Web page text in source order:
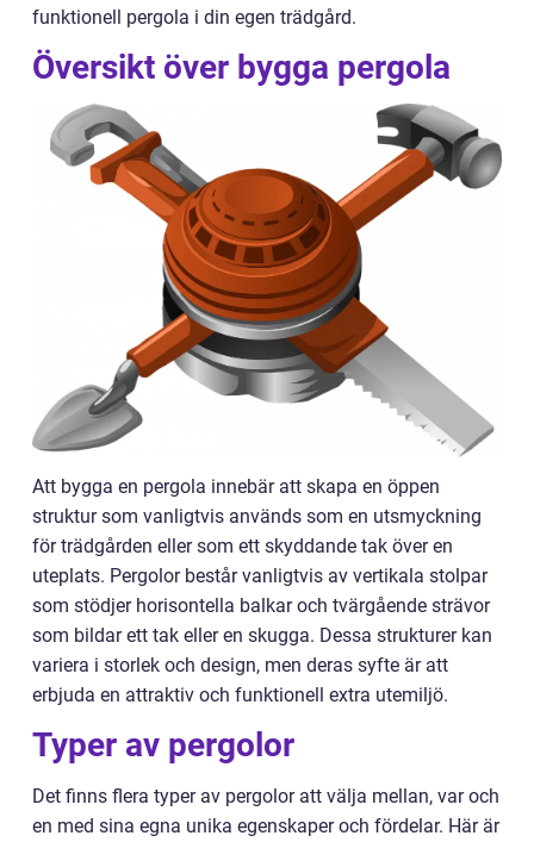
funktionell pergola i din egen trädgård.
Översikt över bygga pergola
Att bygga en pergola innebär att skapa en öppen
struktur som vanligtvis används som en utsmyckning
för trädgården eller som ett skyddande tak över en
uteplats. Pergolor består vanligtvis av vertikala stolpar
som stödjer horisontella balkar och tvärgående strävor
som bildar ett tak eller en skugga. Dessa strukturer kan
variera i storlek och design, men deras syfte är att
erbjuda en attraktiv och funktionell extra utemiljö.
Typer av pergolor
Det finns flera typer av pergolor att välja mellan, var och
en med sina egna unika egenskaper och fördelar. Här är